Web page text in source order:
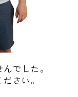
でした。
さい。